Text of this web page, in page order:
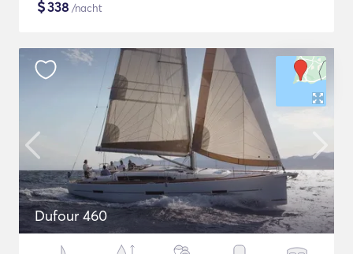
$338 /nacht
Dufour 460